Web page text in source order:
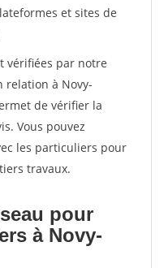
et sites de
vérifiées par notre
relation à Novy-
de vérifier la
Vous pouvez
les particuliers pour
travaux.
pour
à Novy-